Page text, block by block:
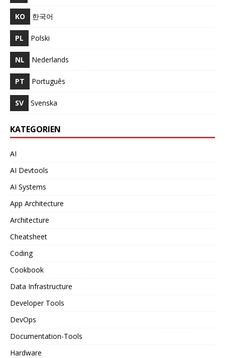
KO 한국어
PL Polski
NL Nederlands
PT Português
SV Svenska
KATEGORIEN
AI
AI Devtools
AI Systems
App Architecture
Architecture
Cheatsheet
Coding
Cookbook
Data Infrastructure
Developer Tools
DevOps
Documentation-Tools
Hardware